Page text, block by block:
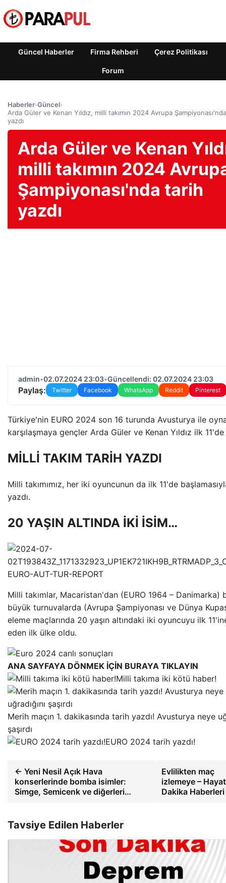
Güncel Haberler Firma Rehberi Çerez Politikası
Forum
Haberler›Güncel›
Arda Güler ve Kenan Yıldız, milli takımın 2024 Avrupa
yazdı
Arda Güler ve Kenan
milli takımın 2024
Şampiyonası'nda tarih
yazdı
admin•02.07.2024 23:03•Güncellendi: 02.07.2024 23:03
Paylaş: Twitter Facebook WhatsApp Reddit Pinterest
Türkiye'nin EURO 2024 son 16 turunda Avusturya ile
karşılaşmaya gençler Arda Güler ve Kenan Yıldız ilk 11'de
MİLLİ TAKIM TARİH YAZDI
Milli takımımız, her iki oyuncunun da ilk 11'de
yazdı.
20 YAŞIN ALTINDA İKİ İSİM…
Milli takımlar, Macaristan'dan (EURO 1964 – Danimarka)
büyük turnuvalarda (Avrupa Şampiyonası ve Dünya
eleme maçlarında 20 yaşın altındaki iki oyuncuyu ilk
eden ilk ülke oldu.
ANA SAYFAYA DÖNMEK İÇİN BURAYA TIKLAYIN
Milli takıma iki kötü haber!
Merih maçın 1. dakikasında tarih yazdı! Avusturya neye
şaşırdı
EURO 2024 tarih yazdı!
← Yeni Nesil Açık Hava
konserlerinde bomba isimler:
Simge, Semicenk ve diğerleri…
Evlilikten maç
izlemeye –
Dakika
Tavsiye Edilen Haberler